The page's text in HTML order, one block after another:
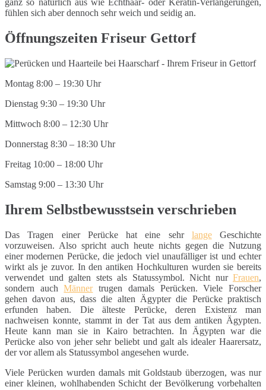
ganz so natürlich aus wie Echthaar- oder Keratin-Verlängerungen,
fühlen sich aber dennoch sehr weich und seidig an.
Öffnungszeiten Friseur Gettorf
Montag 8:00 – 19:30 Uhr
Dienstag 9:30 – 19:30 Uhr
Mittwoch 8:00 – 12:30 Uhr
Donnerstag 8:30 – 18:30 Uhr
Freitag 10:00 – 18:00 Uhr
Samstag 9:00 – 13:30 Uhr
Ihrem Selbstbewusstsein verschrieben
Das Tragen einer Perücke hat eine sehr langeGeschichte
vorzuweisen. Also spricht auch heute nichts gegen die Nutzung
einer modernen Perücke, die jedoch viel unaufälliger ist und echter
wirkt als je zuvor. In den antiken Hochkulturen wurden sie bereits
verwendet und galten stets als Statussymbol. Nicht nur Frauen,
sondern auchMännertrugen damals Perücken. Viele Forscher
gehen davon aus, dass die alten Ägypter die Perücke praktisch
erfunden haben. Die älteste Perücke, deren Existenz man
nachweisen konnte, stammt in der Tat aus dem antiken Ägypten.
Heute kann man sie in Kairo betrachten. In Ägypten war die
Perücke also von jeher sehr beliebt und galt als idealer Haarersatz,
der vor allem als Statussymbol angesehen wurde.
Viele Perücken wurden damals mit Goldstaub überzogen, was nur
einer kleinen, wohlhabenden Schicht der Bevölkerung vorbehalten